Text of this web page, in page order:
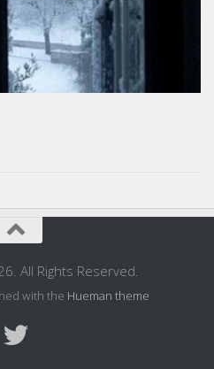
All Rights Reserved.
with the Hueman theme